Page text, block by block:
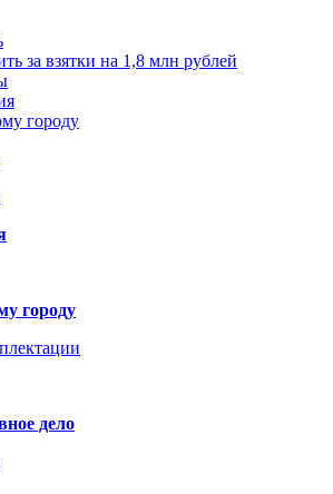
за взятки на 1,8 млн рублей
городу
городу
дело